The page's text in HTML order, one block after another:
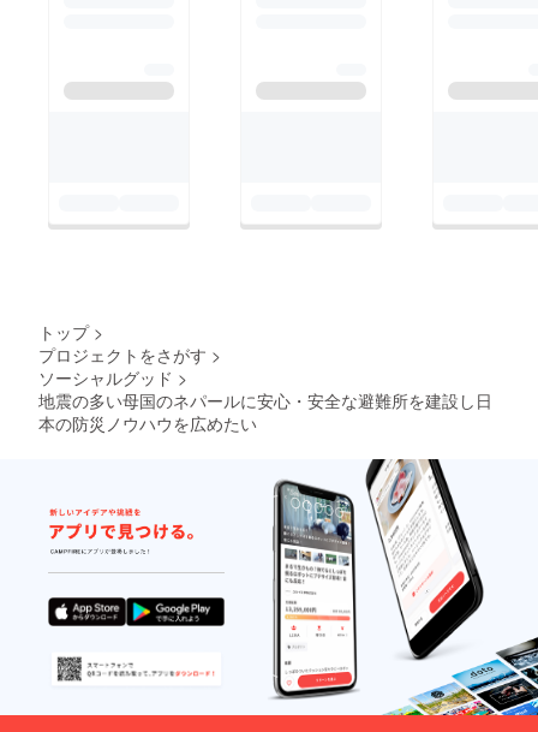
進めています。 村の
ことです。これまでに
も、現地で体育館建設
だけではなく、地震な
提案や、日本の文化紹
介などの交流活動をし
ていました。また、こ
の体育館は日本とネ
パールの架け橋になる
ように「桜体育館」と
いう名前つけていま
す。今では桜体育館の
体育館建設全体の7割
com/sakuraprojectea
トップ >
プロジェクトをさがす >
ソーシャルグッド >
地震の多い母国のネパールに安心・安全な避難所を建設し日
本の防災ノウハウを広めたい